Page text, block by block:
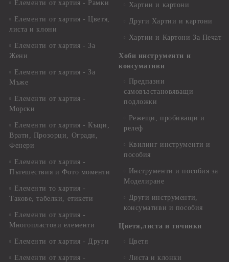
Елементи от хартия - Рамки
Елементи от хартия - Цветя,
листа и клони
Елементи от хартия - За
Жени
Елементи от хартия - За
Мъже
Елементи от хартия -
Морски
Елементи от хартия - Къщи,
Врати, Прозорци, Огради,
Фенери
Елементи от хартия -
Пътешествия и Фото моменти
Елементи то хартия -
Такове, табелки, етикети
Елементи от хартия -
Многопластови елементи
Елементи от хартия - Други
Елементи от хартия -
Хартии и картони
Други Хартии и картони
Хартии и Картони За Печат
Хоби инструменти и
консумативи
Предпазни
самовъзстановяващи
подложки
Режещи, пробиващи и
релеф
Квилинг инструменти и
пособия
Инструменти и пособия за
Моделиране
Други инструменти,
консумативи и пособия
Цветя,листа и тичинки
Цветя
Листа и клонки